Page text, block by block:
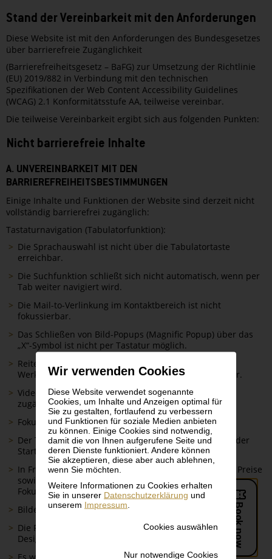
Wir verwenden Cookies
Diese Website verwendet sogenannte
Cookies, um Inhalte und Anzeigen optimal für
Sie zu gestalten, fortlaufend zu verbessern
und Funktionen für soziale Medien anbieten
zu können. Einige Cookies sind notwendig,
damit die von Ihnen aufgerufene Seite und
deren Dienste funktioniert. Andere können
Sie akzeptieren, diese aber auch ablehnen,
wenn Sie möchten.
Weitere Informationen zu Cookies erhalten
Sie in unserer Datenschutzerklärung und
unserem Impressum
Cookies auswählen
Nur notwendige Cookies
Stand der Vereinbarkeit mit den Anforderungen
Diese Website ist mit den Anforderungen des Bundesgesetzes
über barrierefreie Zugänglichkeit
(Barrierefreiheitsgesetz – BaFG) zur Umsetzung der Richtlinie
(EU) 2019/882 in Verbindung mit den technischen
Spezifikationen der Web Content Accessibility Guidelines
(WCAG) 2.1 Konformitätsstufe AA, teilweise vereinbar.
Die teilweise Vereinbarkeit ergibt sich aus folgenden Punkten:
Nicht barrierefreie Inhalte
A. UNVEREINBARKEIT MIT DEN
BARRIEREFREIHEITSBESTIMMUNGEN
Einige Inhalte und Funktionen der Website sind derzeit nicht
vollständig barrierefrei zugänglich:
Tastaturnavigation (Tabulatorfunktion):
Die Sprachauswahl ist nicht über die Tabulatortaste
erreichbar.
Die Suchfunktion schließt sich nicht automatisch, wenn per
Tab weiter navigiert wird.
Die Mail-to-Verlinkung im Kontaktbereich ist nicht
fokussierbar.
Das Schließen von Bild-Popups (Magnific Popup) über das
„X“-Symbol ist nicht per Tastatur möglich.
Reiterfunktionen (z. B. unter Sammlung – Klimt –
Werke/Videos) sind nicht mit der Tastatur ansteuerbar.
Videos innerhalb dieser Reiter sind ebenfalls nicht
zugänglich per Tastatur.
Fokus-Sichtbarkeit und Kontraste:
Der Tastaturfokus ist bei Social-Media-Icons (z. B. auf der
Startseite) schlecht sichtbar.
In Fragen-und-Antworten-Listen, im Bereich Tickets & Preise
sowie bei Ticketkooperationen fehlt ein klar erkennbarer
Fokus-Indikator.
Bilder zeigen beim Fokussieren keine visuelle Umrandung.
Die Farbkombination Gold/Weiß im aktuellen Corporate
Design weist einen zu geringen Farbkontrast auf.
Es wird derzeit kein Easy2See-Modus angeboten.